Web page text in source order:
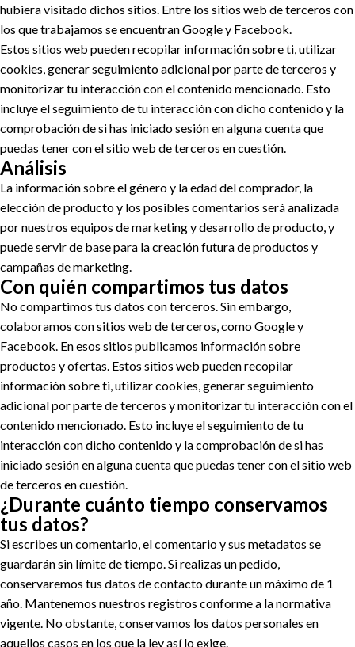
hubiera visitado dichos sitios. Entre los sitios web de terceros con
los que trabajamos se encuentran Google y Facebook.
Estos sitios web pueden recopilar información sobre ti, utilizar
cookies, generar seguimiento adicional por parte de terceros y
monitorizar tu interacción con el contenido mencionado. Esto
incluye el seguimiento de tu interacción con dicho contenido y la
comprobación de si has iniciado sesión en alguna cuenta que
puedas tener con el sitio web de terceros en cuestión.
Análisis
La información sobre el género y la edad del comprador, la
elección de producto y los posibles comentarios será analizada
por nuestros equipos de marketing y desarrollo de producto, y
puede servir de base para la creación futura de productos y
campañas de marketing.
Con quién compartimos tus datos
No compartimos tus datos con terceros. Sin embargo,
colaboramos con sitios web de terceros, como Google y
Facebook. En esos sitios publicamos información sobre
productos y ofertas. Estos sitios web pueden recopilar
información sobre ti, utilizar cookies, generar seguimiento
adicional por parte de terceros y monitorizar tu interacción con el
contenido mencionado. Esto incluye el seguimiento de tu
interacción con dicho contenido y la comprobación de si has
iniciado sesión en alguna cuenta que puedas tener con el sitio web
de terceros en cuestión.
¿Durante cuánto tiempo conservamos
tus datos?
Si escribes un comentario, el comentario y sus metadatos se
guardarán sin límite de tiempo. Si realizas un pedido,
conservaremos tus datos de contacto durante un máximo de 1
año. Mantenemos nuestros registros conforme a la normativa
vigente. No obstante, conservamos los datos personales en
aquellos casos en los que la ley así lo exige.